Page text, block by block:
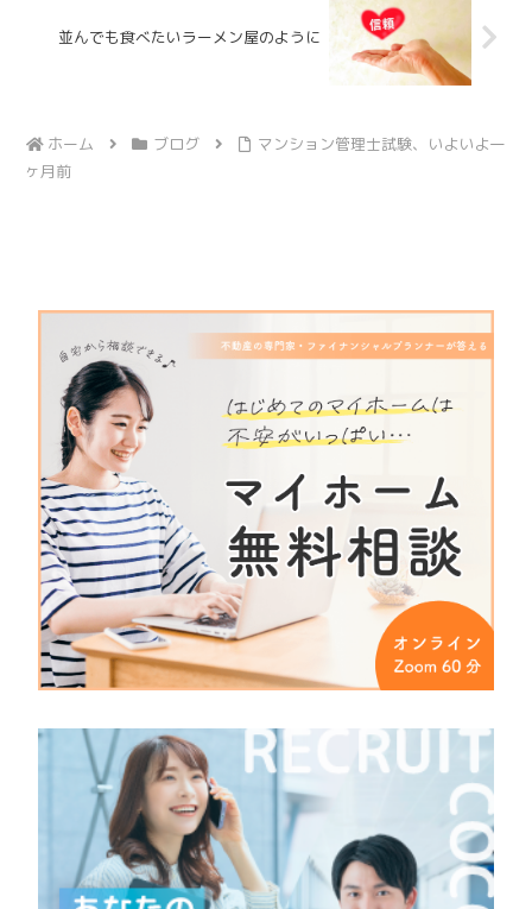
並んでも食べたいラーメン屋のように
ホーム ブログ
マンション管理士試験、いよいよ一
ヶ月前